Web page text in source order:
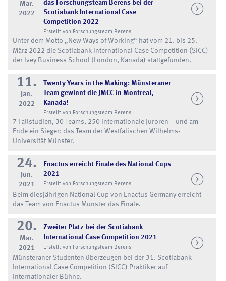
Mar.
2022
das Forschungsteam Berens bei der
Scotiabank International Case
Competition 2022
Erstellt von Forschungsteam Berens
Unter dem Motto „New Ways of Working“ hat vom 21. bis 25.
März 2022 die Scotiabank International Case Competition (SICC)
der Ivey Business School (London, Kanada) stattgefunden.
11.
Jan.
2022
Twenty Years in the Making: Münsteraner
Team gewinnt die JMCC in Montreal,
Kanada!
Erstellt von Forschungsteam Berens
7 Fallstudien, 30 Teams, 250 internationale Juroren – und am
Ende ein Sieger: das Team der Westfälischen Wilhelms-
Universität Münster.
24.
Jun.
2021
Enactus erreicht Finale des National Cups
2021
Erstellt von Forschungsteam Berens
Beim diesjährigen National Cup von Enactus Germany erreicht
das Team von Enactus Münster das Finale.
20.
Mar.
2021
Zweiter Platz bei der Scotiabank
International Case Competition 2021
Erstellt von Forschungsteam Berens
Münsteraner Studenten überzeugen bei der 31. Scotiabank
International Case Competition (SICC) Praktiker auf
internationaler Bühne.